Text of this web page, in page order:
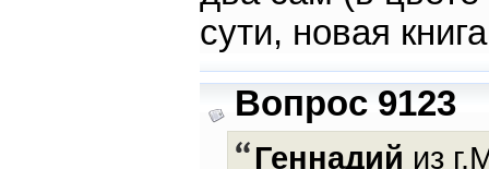
сути, новая
Вопрос 9123
Геннадий из